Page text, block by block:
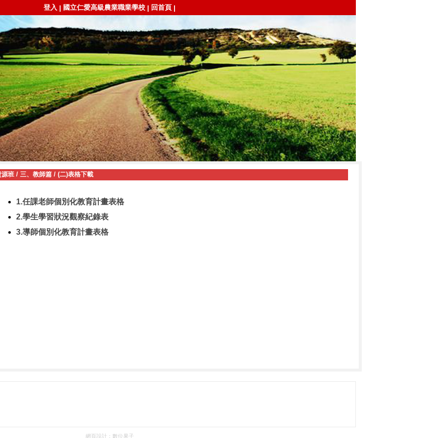
登入 | 國立仁愛高級農業職業學校 | 回首頁 |
源班/ 三、教師篇/ (二)表格下載
1.任課老師個別化教育計畫表格
2.學生學習狀況觀察紀錄表
3.導師個別化教育計畫表格
網頁設計： 數位果子